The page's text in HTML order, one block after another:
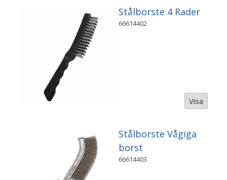
Stålborste 4 Rader
66614402
Visa
Stålborste Vågiga
borst
66614403